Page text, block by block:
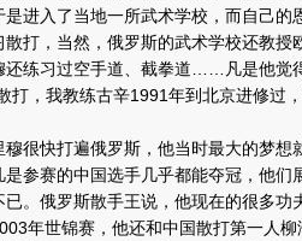
进入了当地一所武术学校，而自己的
打，当然，俄罗斯的武术学校还教授
还练习过空手道、截拳道……凡是他觉
打，我教练古辛1991年到北京进修过
快打遍俄罗斯，他当时最大的梦想
参赛的中国选手几乎都能夺冠，他们
。俄罗斯散手王说，他现在的很多功
年世锦赛，他还和中国散打第一人